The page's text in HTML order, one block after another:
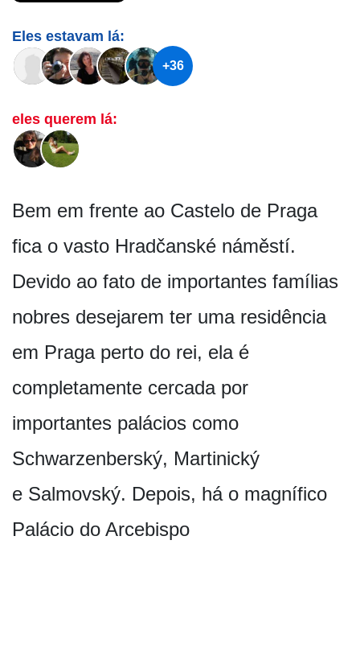
Eles estavam lá:
+36
eles querem lá:
Bem em frente ao Castelo de Praga
fica o vasto Hradčanské náměstí.
Devido ao fato de importantes famílias
nobres desejarem ter uma residência
em Praga perto do rei, ela é
completamente cercada por
importantes palácios como
Schwarzenberský, Martinický
e Salmovský. Depois, há o magnífico
Palácio do Arcebispo